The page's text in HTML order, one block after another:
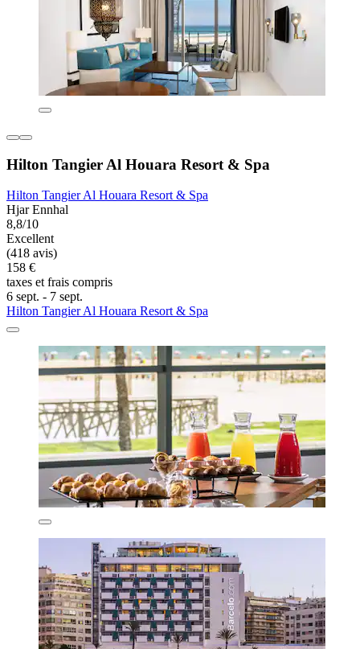
Hilton Tangier Al Houara Resort & Spa
Hilton Tangier Al Houara Resort & Spa
Hjar Ennhal
8,8/10
Excellent
(418 avis)
158 €
taxes et frais compris
6 sept. - 7 sept.
Hilton Tangier Al Houara Resort & Spa